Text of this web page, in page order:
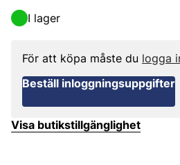
I lager
För att köpa måste du logga
Beställ inloggningsuppgifter
Visa butikstillgänglighet